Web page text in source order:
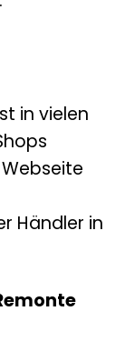
in vielen
Händler in